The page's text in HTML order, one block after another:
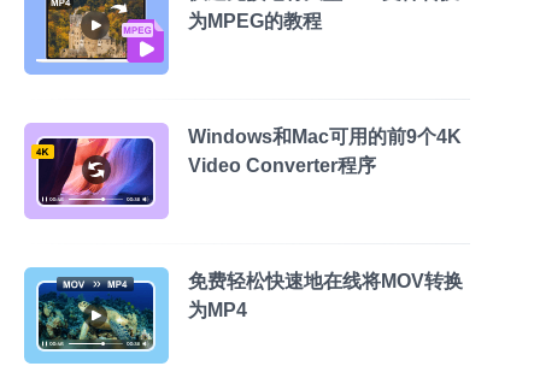
为MPEG的教程
Windows和Mac可用的前9个4K
Video Converter程序
免费轻松快速地在线将MOV转换
为MP4